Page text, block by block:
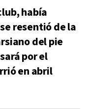
había
resentió de la
del pie
por el
en abril